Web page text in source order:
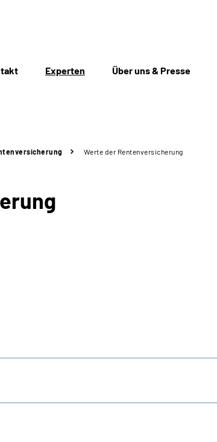
Experten Über uns & Presse
Werte der Rentenversicherung